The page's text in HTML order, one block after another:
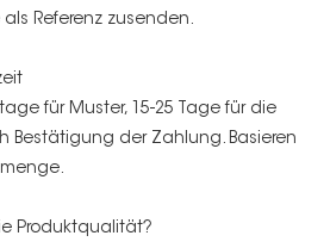
Referenz zusenden.
für Muster, 15-25 Tage für die
Bestätigung der Zahlung. Basieren
Produktqualität?